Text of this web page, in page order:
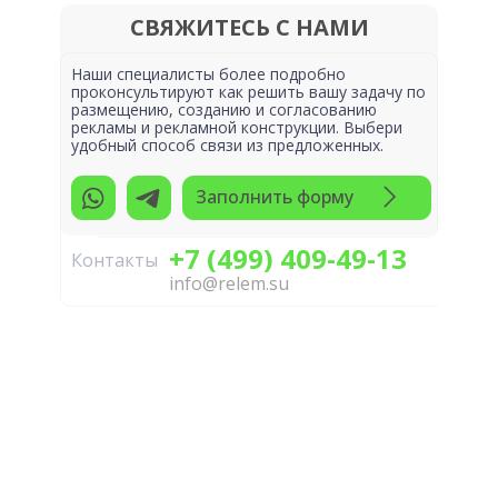
СВЯЖИТЕСЬ С НАМИ
Контакты
Наши специалисты более подробно
проконсультируют как решить вашу задачу по
размещению, созданию и согласованию
рекламы и рекламной конструкции. Выбери
удобный способ связи из предложенных.
+7 (499) 409-49-13
info@relem.su
Заполнить форму